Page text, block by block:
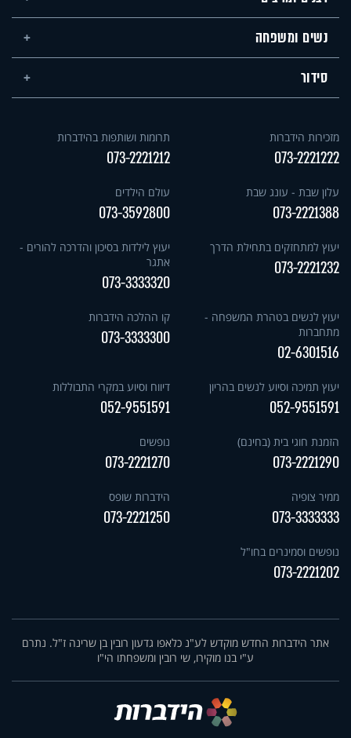
נשים ומשפחה
סידור
מזכירות הידברות
073-2221222
תרומות ושותפות בהידברות
073-2221212
עלון שבת - עונג שבת
073-2221388
עולם הילדים
073-3592800
יעוץ למתחזקים בתחילת הדרך
073-2221232
יעוץ לילדות בסיכון והדרכה להורים -
אתגר
073-3333320
יעוץ לנשים בטהרת המשפחה -
מתחברות
02-6301516
קו ההלכה הידברות
073-3333300
יעוץ תמיכה וסיוע לנשים בהריון
052-9551591
דיווח וסיוע במקרי התבוללות
052-9551591
הזמנת חוגי בית (בחינם)
073-2221290
נופשים
073-2221270
ממיר צופיה
073-3333333
הידברות שופס
073-2221250
נופשים וסמינרים בחו"ל
073-2221202
אתר הידברות החדש מוקדש לע"נ כלאפו גדעון רובין בן שרינה ז"ל. נתרם
ע"י בנו מוקירו, שי רובין ומשפחתו הי"ו